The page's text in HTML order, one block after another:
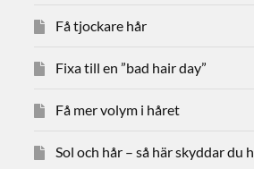
Få tjockare hår
Fixa till en ”bad hair day”
Få mer volym i håret
Sol och hår – så här skyddar du